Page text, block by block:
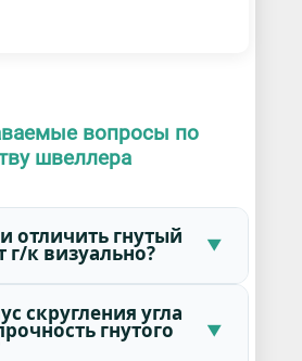
вопросы по
швеллера
отличить гнутый
г/к визуально?
скругления угла
гнутого